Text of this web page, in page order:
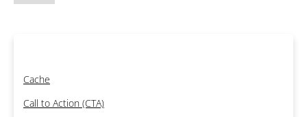
Cache
Call to Action (CTA)